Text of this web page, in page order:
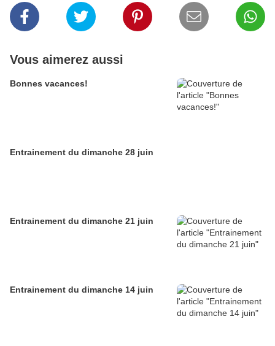
Vous aimerez aussi
Bonnes vacances!
Entrainement du dimanche 28 juin
Entrainement du dimanche 21 juin
Entrainement du dimanche 14 juin